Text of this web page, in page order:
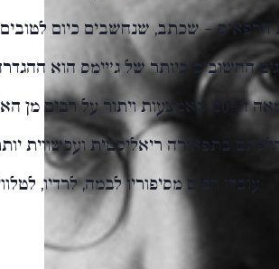
הרפאים – שכתב, שנחשבים כיום
החשובים ביותר של ג'יימס הוא
סיפור רוחות רפאים במאה ה-20, באמצעות ויתור על
בתפאורה ריאליסטית ועכשווית
עובדו רבים מסיפוריו לבמה, לרדיו,